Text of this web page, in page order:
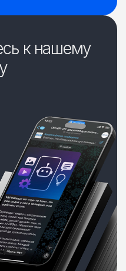
к нашему